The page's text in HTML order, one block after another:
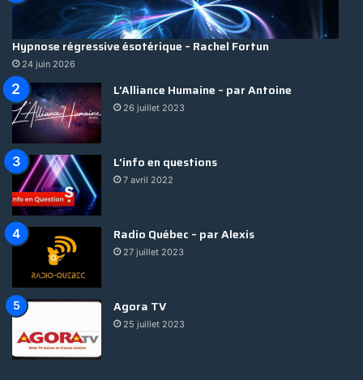
Hypnose régressive ésotérique – Rachel Fortun
24 juin 2026
L’Alliance Humaine – par Antoine
26 juillet 2023
L’info en questions
7 avril 2022
Radio Québec – par Alexis
27 juillet 2023
Agora TV
25 juillet 2023